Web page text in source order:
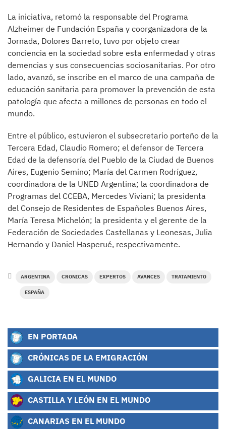
La iniciativa, retomó la responsable del Programa
Alzheimer de Fundación España y coorganizadora de la
Jornada, Dolores Barreto, tuvo por objeto crear
conciencia en la sociedad sobre esta enfermedad y otras
demencias y sus consecuencias sociosanitarias. Por otro
lado, avanzó, se inscribe en el marco de una campaña de
educación sanitaria para promover la prevención de esta
patología que afecta a millones de personas en todo el
mundo.
Entre el público, estuvieron el subsecretario porteño de la
Tercera Edad, Claudio Romero; el defensor de Tercera
Edad de la defensoría del Pueblo de la Ciudad de Buenos
Aires, Eugenio Semino; María del Carmen Rodríguez,
coordinadora de la UNED Argentina; la coordinadora de
Programas del CCEBA, Mercedes Viviani; la presidenta
del Consejo de Residentes de Españoles Buenos Aires,
María Teresa Michelón; la presidenta y el gerente de la
Federación de Sociedades Castellanas y Leonesas, Julia
Hernando y Daniel Hasperué, respectivamente.
ARGENTINA CRONICAS EXPERTOS AVANCES TRATAMIENTO
ESPAÑA
EN PORTADA
CRÓNICAS DE LA EMIGRACIÓN
GALICIA EN EL MUNDO
CASTILLA Y LEÓN EN EL MUNDO
CANARIAS EN EL MUNDO